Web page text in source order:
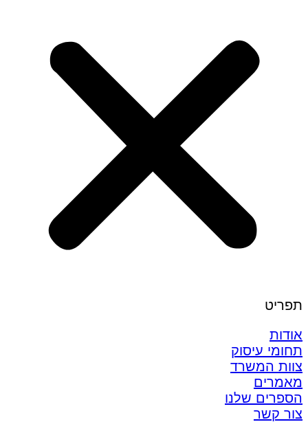
תפריט
אודות
תחומי עיסוק
צוות המשרד
מאמרים
הספרים שלנו
צור קשר